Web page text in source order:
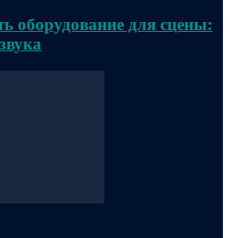
оборудование для сцены: